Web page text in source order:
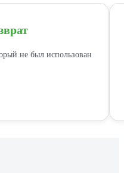
не был использован